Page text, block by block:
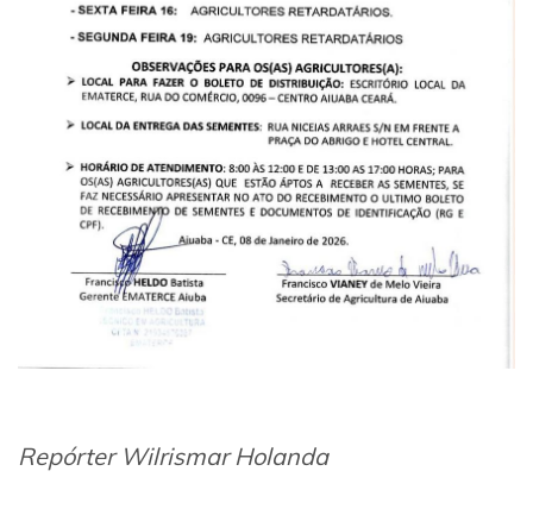
Repórter Wilrismar Holanda